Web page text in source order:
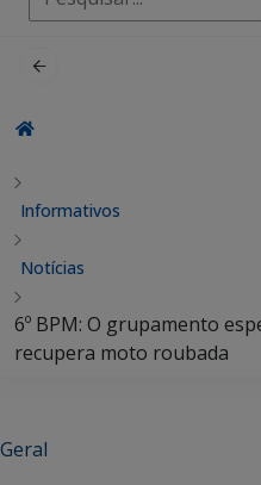
por:
Informativos
Notícias
6º BPM: O grupamento
recupera moto roubada
Geral